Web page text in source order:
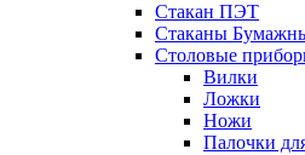
Стакан ПЭТ
Стаканы
Столовые
Вилки
Ложки
Ножи
Палочки